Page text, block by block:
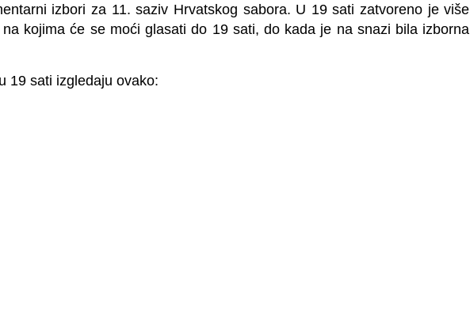
izbori za 11. saziv Hrvatskog sabora. U 19 sati zatvoreno je više
kojima će se moći glasati do 19 sati, do kada je na snazi bila izborna
19 sati izgledaju ovako: